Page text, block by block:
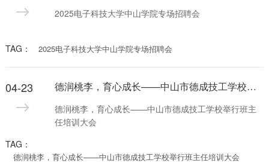
2025电子科技大学中山学院专场招聘会
TAG： 2025电子科技大学中山学院专场招聘会
04-23 德润桃李，育心成长——中山市德成技工学校举行班主任培训大会
德润桃李，育心成长——中山市德成技工学校举行班主
任培训大会
TAG：
德润桃李，育心成长——中山市德成技工学校举行班主任培训大会